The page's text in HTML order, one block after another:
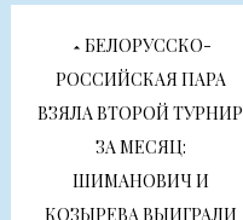
Навигация
по
записям
БЕЛОРУССКО-
РОССИЙСКАЯ ПАРА
ВЗЯЛА ВТОРОЙ ТУРНИР
ЗА МЕСЯЦ:
ШИМАНОВИЧ И
КОЗЫРЕВА ВЫИГРАЛИ